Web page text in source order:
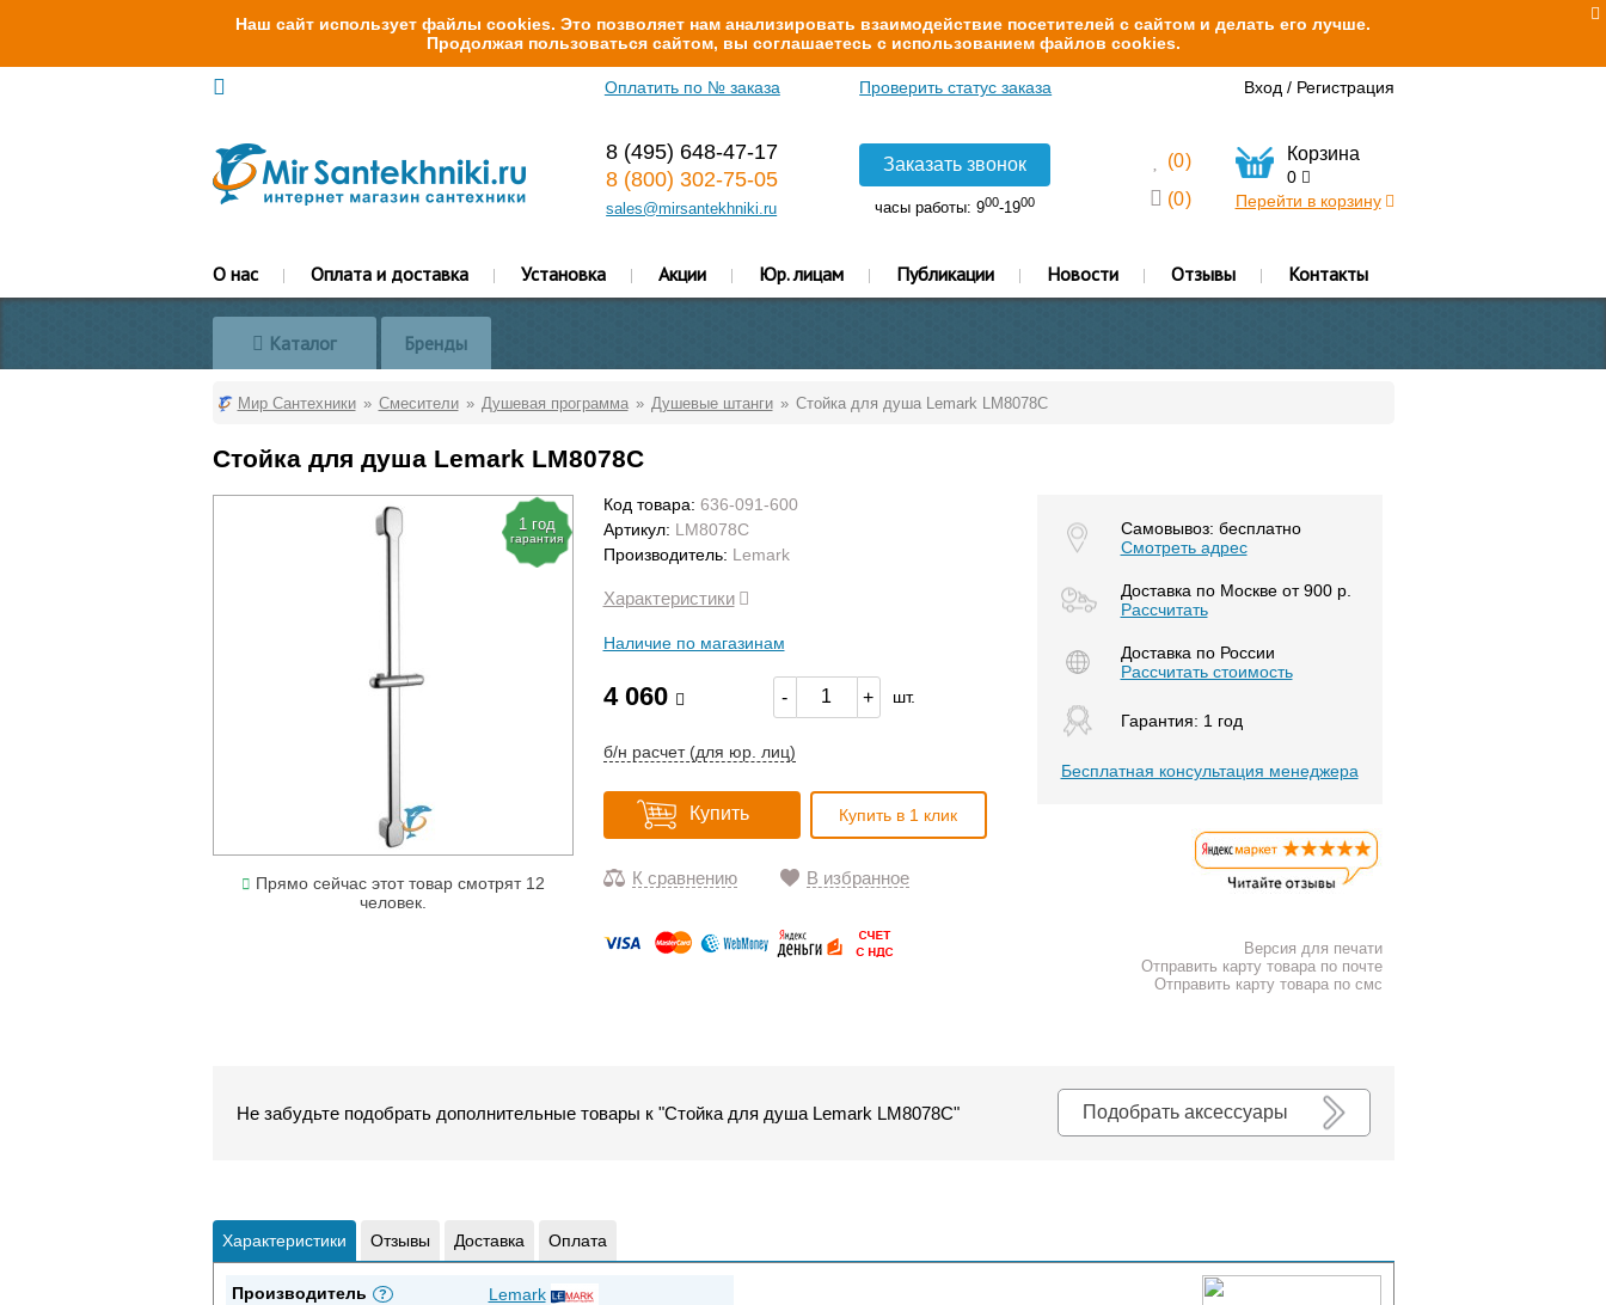
Наш сайт использует файлы cookies. Это позволяет нам анализировать взаимодействие посетителей с сайтом и делать его лучше.
Продолжая пользоваться сайтом, вы соглашаетесь с использованием файлов cookies.
Оплатить по № заказа Проверить статус заказа Вход / Регистрация
8 (495) 648-47-17
8 (800) 302-75-05
sales@mirsantekhniki.ru
Заказать звонок
часы работы: 900-1900
(0)
(0)
Корзина
0
Перейти в корзину
О нас Оплата и доставка Установка Акции Юр. лицам Публикации Новости Отзывы Контакты
Каталог Бренды
Мир Сантехники Смесители Душевая программа Душевые штанги Стойка для душа Lemark LM8078C
Стойка для душа Lemark LM8078C
1 год
гарантия
Прямо сейчас этот товар смотрят 12
человек.
Код товара: 636-091-600
Артикул: LM8078C
Производитель: Lemark
Характеристики
Наличие по магазинам
4 060 - + шт.
б/н расчет (для юр. лиц)
Купить Купить в 1 клик
К сравнению В избранное
Самовывоз: бесплатно
Смотреть адрес
Доставка по Москве от 900 р.
Расcчитать
Доставка по России
Рассчитать стоимость
Гарантия: 1 год
Бесплатная консультация менеджера
Версия для печати
Отправить карту товара по почте
Отправить карту товара по смс
Подобрать аксессуары
Не забудьте подобрать дополнительные товары к "Стойка для душа Lemark LM8078C"
Характеристики Отзывы Доставка Оплата
Производитель ? Lemark